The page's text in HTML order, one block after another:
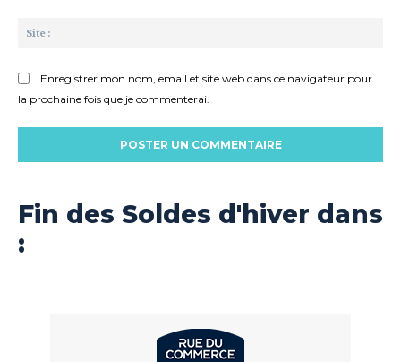
Enregistrer mon nom, email et site web dans ce navigateur pour
la prochaine fois que je commenterai.
Fin des Soldes d'hiver dans
: